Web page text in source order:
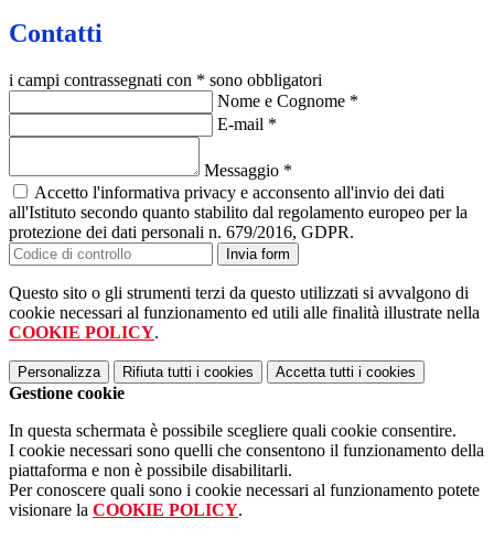
Contatti
i campi contrassegnati con * sono obbligatori
Nome e Cognome *
E-mail *
Messaggio *
Accetto l'informativa privacy e acconsento all'invio dei dati
all'Istituto secondo quanto stabilito dal regolamento europeo per la
protezione dei dati personali n. 679/2016, GDPR.
Invia form
Questo sito o gli strumenti terzi da questo utilizzati si avvalgono di
cookie necessari al funzionamento ed utili alle finalità illustrate nella
COOKIE POLICY.
Personalizza Rifiuta tutti i cookies Accetta tutti i cookies
Gestione cookie
In questa schermata è possibile scegliere quali cookie consentire.
I cookie necessari sono quelli che consentono il funzionamento della
piattaforma e non è possibile disabilitarli.
Per conoscere quali sono i cookie necessari al funzionamento potete
visionare la COOKIE POLICY.